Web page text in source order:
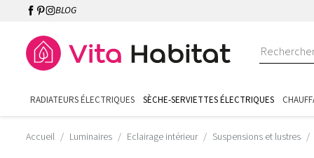
BLOG
RADIATEURS ÉLECTRIQUES SÈCHE-SERVIETTES ÉLECTRIQUES
Accueil Luminaires Eclairage intérieur Suspensions et lustres